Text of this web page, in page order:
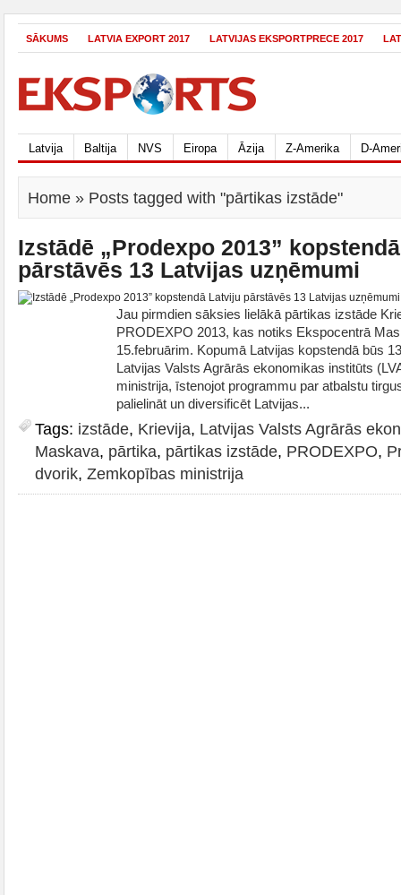
SĀKUMS LATVIA EXPORT 2017 LATVIJAS EKSPORTPRECE 2017
Latvija Baltija NVS Eiropa Āzija Z-Amerika D-
Home » Posts tagged with "pārtikas izstāde"
Izstādē „Prodexpo 2013”
pārstāvēs 13 Latvijas uzņēmumi
Jau pirmdien sāksies lielākā pārtikas izstāde
PRODEXPO 2013, kas notiks Ekspocentrā
15.februārim. Kopumā Latvijas kopstendā būs
Latvijas Valsts Agrārās ekonomikas institūts
ministrija, īstenojot programmu par atbalstu
palielināt un diversificēt Latvijas...
Tags: izstāde, Krievija, Latvijas Valsts Agrārās
Maskava, pārtika, pārtikas izstāde, PRODEXPO,
dvorik, Zemkopības ministrija